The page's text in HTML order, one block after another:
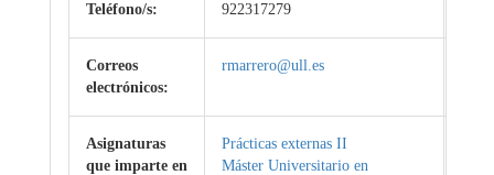
Teléfono/s: 922317279
Correos
electrónicos:
rmarrero@ull.es
Asignaturas
que imparte en
Prácticas externas II
Máster Universitario en